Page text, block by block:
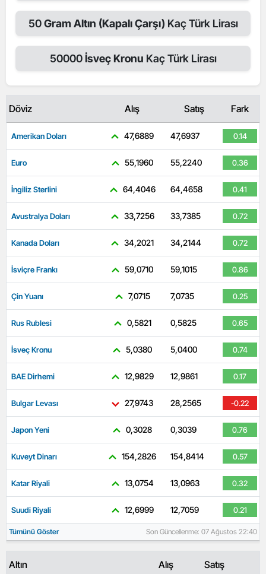
50Gram Altın (Kapalı Çarşı) Kaç Türk Lirası
50000İsveç Kronu Kaç Türk Lirası
Döviz Alış Satış Fark
Amerikan Doları 47,6889 47,6937 0.14
Euro 55,1960 55,2240 0.36
İngiliz Sterlini 64,4046 64,4658 0.41
Avustralya Doları 33,7256 33,7385 0.72
Kanada Doları 34,2021 34,2144 0.72
İsviçre Frankı 59,0710 59,1015 0.86
Çin Yuanı 7,0715 7,0735 0.25
Rus Rublesi 0,5821 0,5825 0.65
İsveç Kronu 5,0380 5,0400 0.74
BAE Dirhemi 12,9829 12,9861 0.17
Bulgar Levası 27,9743 28,2565 -0.22
Japon Yeni 0,3028 0,3039 0.76
Kuveyt Dinarı 154,2826 154,8414 0.57
Katar Riyali 13,0754 13,0963 0.32
Suudi Riyali 12,6999 12,7059 0.21
Tümünü Göster Son Güncellenme: 07 Ağustos 22:40
Altın Alış Satış